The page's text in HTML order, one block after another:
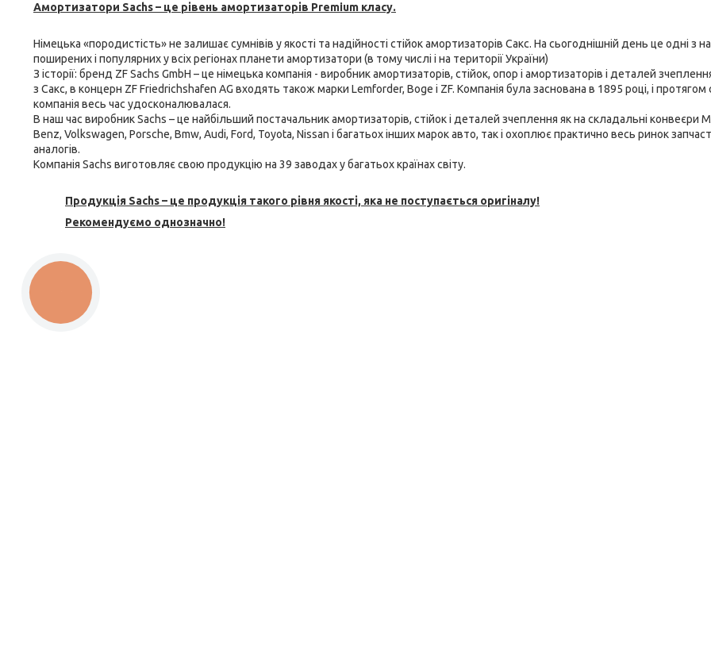
Амортизатори Sachs – це рівень амортизаторів Premium класу.
Німецька «породистість» не залишає сумнівів у якості та надійності стійок амортизаторів Сакс. На сьогоднішній день це одні з
поширених і популярних у всіх регіонах планети амортизатори (в тому числі і на території України)
З історії: бренд ZF Sachs GmbH – це німецька компанія - виробник амортизаторів, стійок, опор і амортизаторів і деталей
з Сакс, в концерн ZF Friedrichshafen AG входять також марки Lemforder, Boge і ZF. Компанія була заснована в 1895 році, і протягом
компанія весь час удосконалювалася.
В наш час виробник Sachs – це найбільший постачальникамортизаторів, стійок і деталей зчеплення як на складальні конвеєри
Benz, Volkswagen, Porsche, Bmw, Audi, Ford, Toyota, Nissan і багатьох інших марок авто, так і охоплює практично весь ринок
аналогів.
Компанія Sachs виготовляє свою продукцію на 39 заводах у багатьох країнах світу.
Продукція Sachs – це продукція такого рівня якості, яка не поступається оригіналу!
Рекомендуємо однозначно!